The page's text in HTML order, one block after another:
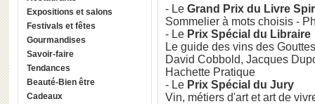
Expositions et salons
Festivals et fêtes
Gourmandises
Savoir-faire
Tendances
Beauté-Bien être
Cadeaux
- Le Grand Prix du Livre
Sommelier à mots choisis -
- Le Prix Spécial du Libraire
Le guide des vins des
David Cobbold, Jacques
Hachette Pratique
- Le Prix Spécial du Jury
Vin, métiers d'art et art de